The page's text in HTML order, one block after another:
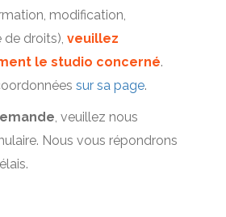
modification,
de droits), veuillez
le studio concerné.
sur sa page.
, veuillez nous
Nous vous répondrons